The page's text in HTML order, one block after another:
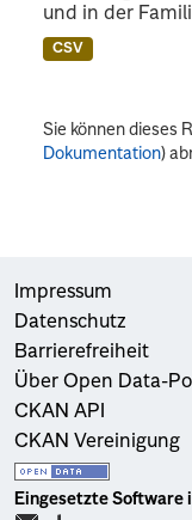
und in der
CSV
Sie können dieses
Dokumentation)
Impressum
Datenschutz
Barrierefreiheit
Über Open Data-
CKAN API
CKAN Vereinigung
Eingesetzte Software